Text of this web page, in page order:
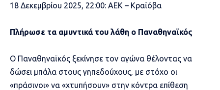
18 Δεκεμβρίου 2025, 22:00: ΑΕΚ – Κραϊόβα
Πλήρωσε τα αμυντικά του λάθη ο Παναθηναϊκός
Ο Παναθηναϊκός ξεκίνησε τον αγώνα θέλοντας να
δώσει μπάλα στους γηπεδούχους, με στόχο οι
«πράσινοι» να «χτυπήσουν» στην κόντρα επίθεση